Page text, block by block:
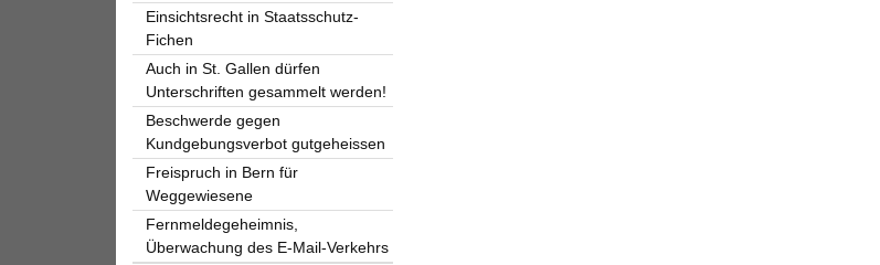
Einsichtsrecht in Staatsschutz-
Fichen
Auch in St. Gallen dürfen
Unterschriften gesammelt werden!
Beschwerde gegen
Kundgebungsverbot gutgeheissen
Freispruch in Bern für
Weggewiesene
Fernmeldegeheimnis,
Überwachung des E-Mail-Verkehrs